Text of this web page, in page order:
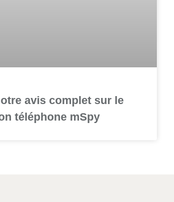
avis complet sur le
téléphone mSpy